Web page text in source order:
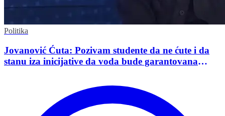
Politika
Jovanović Ćuta: Pozivam studente da ne ćute i da
stanu iza inicijative da voda bude garantovana